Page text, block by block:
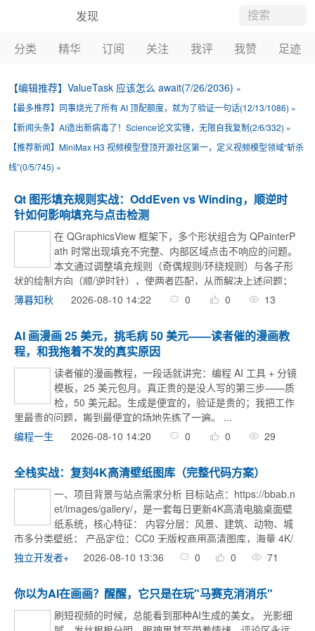
发现
博客
博问
闪存
班级
周边
分类 精华 订阅 关注 我评 我赞 足迹
【编辑推荐】 ValueTask 应该怎么 await(7/26/2036) »
【最多推荐】 同事烧光了所有 AI 顶配额度，就为了验证一句话(12/13/1086) »
【新闻头条】 AI造出新病毒了！Science论文实锤，无限自我复制(2/6/332) »
【推荐新闻】 MiniMax H3 视频模型登顶开源社区第一，定义视频模型领域“斩杀
线”(0/5/745) »
Qt 图形填充规则实战：OddEven vs Winding，顺逆时
针如何影响填充与点击检测
在 QGraphicsView 框架下，多个形状组合为 QPainterP
ath 时常出现填充不完整、内部区域点击不响应的问题。
本文通过调整填充规则（奇偶规则/环绕规则）与各子形
状的绘制方向（顺/逆时针），使两者匹配，从而解决上述问题；
对于方向固定的弧线，采用负角度绘制或 toReversed() ... ...
薄暮知秋 2026-08-10 14:22 0 0 13
AI 画漫画 25 美元，挑毛病 50 美元——读者催的漫画教
程，和我拖着不发的真实原因
读者催的漫画教程，一段话就讲完：编程 AI 工具 + 分镜
模板，25 美元包月。真正贵的是没人写的第三步——质
检，50 美元起。生成是便宜的，验证是贵的；我把工作
里最贵的问题，搬到最便宜的场地先练了一遍。 ...
编程一生
2026-08-10 14:20 0 0 29
全栈实战：复刻4K高清壁纸图库（完整代码方案）
一、项目背景与站点需求分析 目标站点：https://bbab.n
et/images/gallery/，是一套每日更新4K高清电脑桌面壁
纸系统，核心特征： 内容分层：风景、建筑、动物、城
市多分类壁纸； 产品定位：CC0 无版权商用高清图库，海量 4K/
8K 电脑壁纸，每日自动同步上新素材； 页面能力 ...
独立开发者+ 2026-08-10 13:36 0 0 71
你以为AI在画画？醒醒，它只是在玩"马赛克消消乐"
刷短视频的时候，总能看到那种AI生成的美女。 光影细